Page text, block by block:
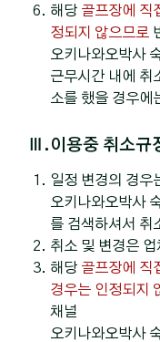
해당 골프장에 직
정되지 않으므로
오키나와오박사
근무시간 내에 취
소를 했을 경우에
Ⅲ.이용중 취소규
일정 변경의 경우
오키나와오박사
를 검색하셔서 취
취소 및 변경은
해당 골프장에 직
경우는 인정되지
채널
오키나와오박사